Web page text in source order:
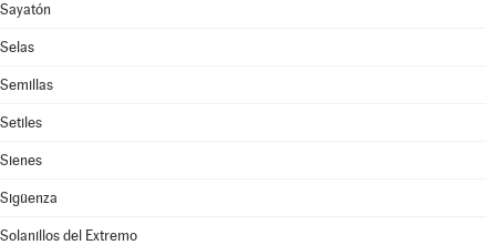
Sayatón
Selas
Semillas
Setiles
Sienes
Sigüenza
Solanillos del Extremo